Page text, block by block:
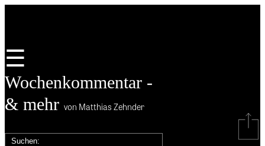
☰
Wochenkommentar -
& mehr von Matthias Zehnder